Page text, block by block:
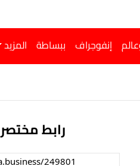
إنفوجراف ببساطة المزيد
رابط مختصر